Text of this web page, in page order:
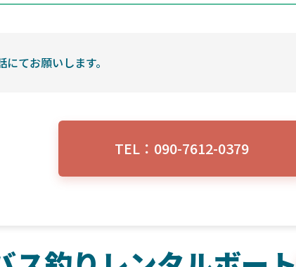
てお願いします。
TEL：090-7612-0379